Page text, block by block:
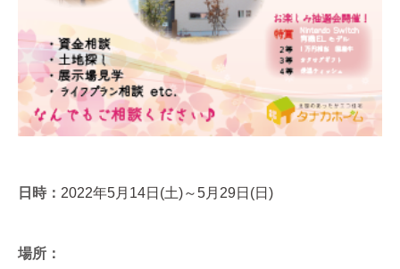
日時： 2022年5月14日(土)～5月29日(日)
場所：